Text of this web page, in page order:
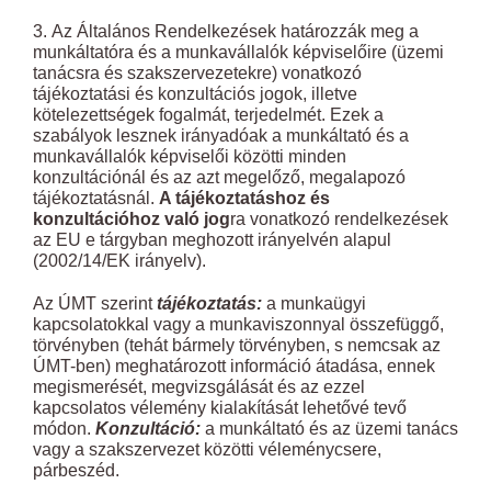
3. Az Általános Rendelkezések határozzák meg a
munkáltatóra és a munkavállalók képviselőire (üzemi
tanácsra és szakszervezetekre) vonatkozó
tájékoztatási és konzultációs jogok, illetve
kötelezettségek fogalmát, terjedelmét. Ezek a
szabályok lesznek irányadóak a munkáltató és a
munkavállalók képviselői közötti minden
konzultációnál és az azt megelőző, megalapozó
tájékoztatásnál. A tájékoztatáshoz és
konzultációhoz való jogra vonatkozó rendelkezések
az EU e tárgyban meghozott irányelvén alapul
(2002/14/EK irányelv).
Az ÚMT szerinttájékoztatás: a munkaügyi
kapcsolatokkal vagy a munkaviszonnyal összefüggő,
törvényben (tehát bármely törvényben, s nemcsak az
ÚMT-ben) meghatározott információ átadása, ennek
megismerését, megvizsgálását és az ezzel
kapcsolatos vélemény kialakítását lehetővé tevő
módon. Konzultáció: a munkáltató és az üzemi tanács
vagy a szakszervezet közötti véleménycsere,
párbeszéd.